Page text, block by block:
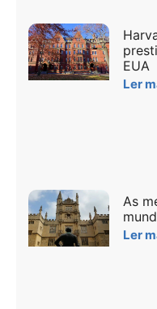
EUA
Ler
As
Ler